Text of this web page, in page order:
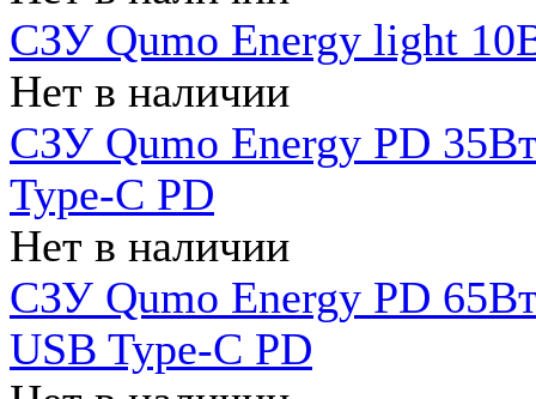
СЗУ Qumo Energy light
Нет в наличии
СЗУ Qumo Energy PD
Type-C PD
Нет в наличии
СЗУ Qumo Energy PD
USB Type-C PD